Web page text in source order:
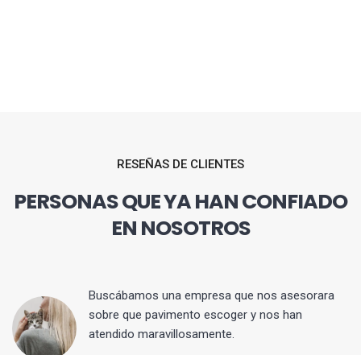
RESEÑAS DE CLIENTES
PERSONAS QUE YA HAN CONFIADO
EN NOSOTROS
Buscábamos una empresa que nos asesorara
sobre que pavimento escoger y nos han
atendido maravillosamente.